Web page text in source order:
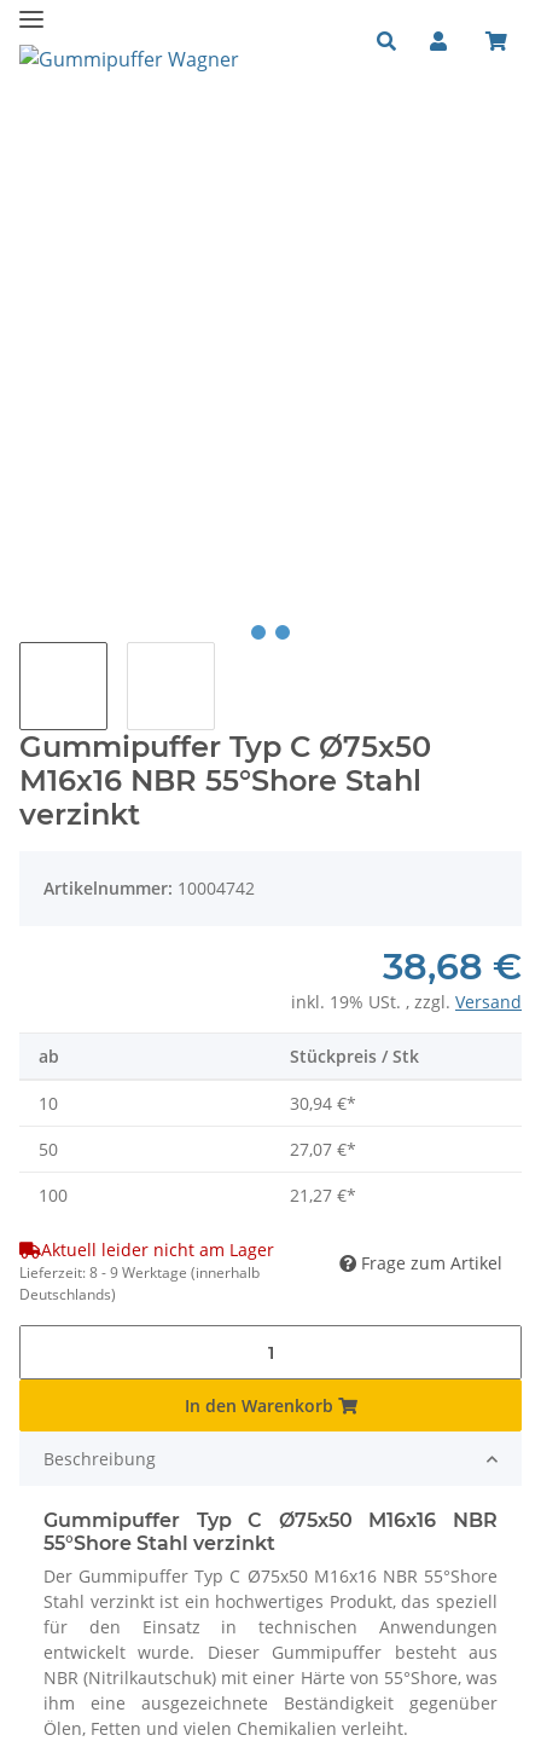
Gummipuffer Typ C Ø75x50
M16x16 NBR 55°Shore Stahl
verzinkt
Artikelnummer: 10004742
38,68 €
inkl. 19% USt. , zzgl. Versand
ab Stückpreis / Stk
10 30,94 €*
50
27,07 €*
100
21,27 €*
Aktuell leider nicht am Lager
Lieferzeit:8 - 9 Werktage (innerhalb
Deutschlands)
Frage zum Artikel
In den Warenkorb
Beschreibung
Gummipuffer Typ C Ø75x50 M16x16 NBR
55°Shore Stahl verzinkt
Der Gummipuffer Typ C Ø75x50 M16x16 NBR 55°Shore
Stahl verzinkt ist ein hochwertiges Produkt, das speziell
für den Einsatz in technischen Anwendungen
entwickelt wurde. Dieser Gummipuffer besteht aus
NBR (Nitrilkautschuk) mit einer Härte von 55°Shore, was
ihm eine ausgezeichnete Beständigkeit gegenüber
Ölen, Fetten und vielen Chemikalien verleiht.